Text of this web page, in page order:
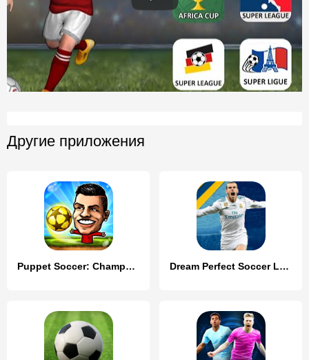
Другие приложения
Puppet Soccer: Champs League Dream Perfect Soccer League 20